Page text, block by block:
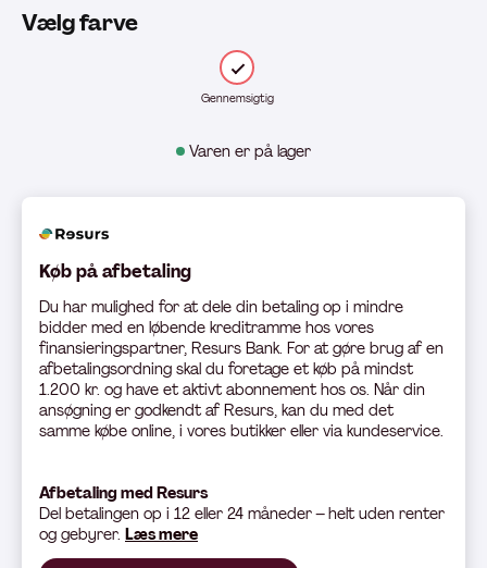
Varen er på lager
Vælg farve
Gennemsigtig
Køb på afbetaling
Du har mulighed for at dele din betaling op i mindre
bidder med en løbende kreditramme hos vores
finansieringspartner, Resurs Bank. For at gøre brug af en
afbetalingsordning skal du foretage et køb på mindst
1.200 kr. og have et aktivt abonnement hos os. Når din
ansøgning er godkendt af Resurs, kan du med det
samme købe online, i vores butikker eller via kundeservice.
Afbetaling med Resurs
Del betalingen op i 12 eller 24 måneder – helt uden renter
og gebyrer. Læs mere